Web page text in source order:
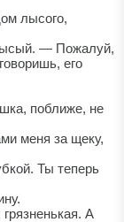
лысого,
— Пожалуй,
его
поближе, не
меня за щеку,
Ты теперь
А